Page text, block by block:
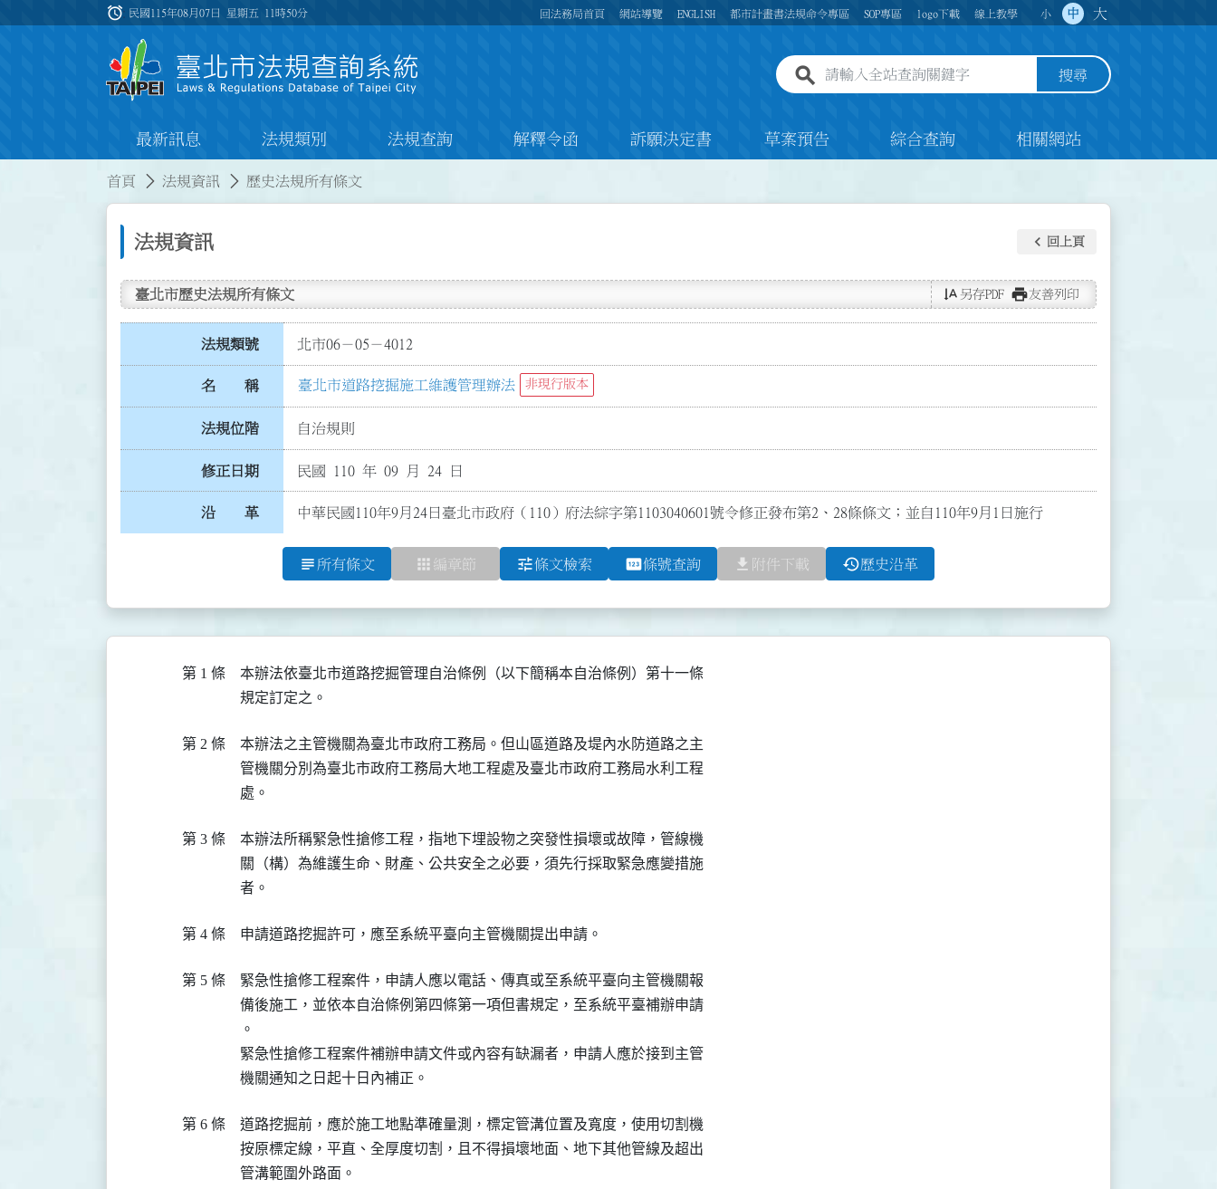
:::
alarm 民國115年08月07日 星期五 11時50分 回法務局首頁 網站導覽 ENGLISH 都市計畫書法規命令專區 SOP專區 logo下載 線上教學 小 中 大
全站查詢關鍵字欄位 搜尋
最新訊息 法規類別 法規查詢 解釋令函 訴願決定書 草案預告 綜合查詢 相關網站
首頁 法規資訊 歷史法規所有條文
法規資訊 keyboard_arrow_left 回上頁
臺北市歷史法規所有條文 text_rotate_vertical 另存PDF print友善列印
法規類號 北市06－05－4012
名 稱 臺北市道路挖掘施工維護管理辦法 非現行版本
法規位階 自治規則
修正日期 民國 110 年 09 月 24 日
沿 革 中華民國110年9月24日臺北市政府（110）府法綜字第1103040601號令修正發布第2、28條條文；並自110年9月1日施行
subject 所有條文 apps 編章節 tune條文檢索 pin條號查詢 file_download 附件下載 history歷史沿革
第 1 條
本辦法依臺北市道路挖掘管理自治條例（以下簡稱本自治條例）第十一條
規定訂定之。
第 2 條
本辦法之主管機關為臺北巿政府工務局。但山區道路及堤內水防道路之主
管機關分別為臺北市政府工務局大地工程處及臺北市政府工務局水利工程
處。
第 3 條
本辦法所稱緊急性搶修工程，指地下埋設物之突發性損壞或故障，管線機
關（構）為維護生命、財產、公共安全之必要，須先行採取緊急應變措施
者。
第 4 條 申請道路挖掘許可，應至系統平臺向主管機關提出申請。
第 5 條
緊急性搶修工程案件，申請人應以電話、傳真或至系統平臺向主管機關報
備後施工，並依本自治條例第四條第一項但書規定，至系統平臺補辦申請
。
緊急性搶修工程案件補辦申請文件或內容有缺漏者，申請人應於接到主管
機關通知之日起十日內補正。
第 6 條
道路挖掘前，應於施工地點準確量測，標定管溝位置及寬度，使用切割機
按原標定線，平直、全厚度切割，且不得損壞地面、地下其他管線及超出
管溝範圍外路面。